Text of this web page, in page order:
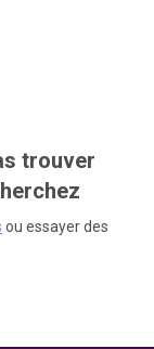
trouver
ou essayer des